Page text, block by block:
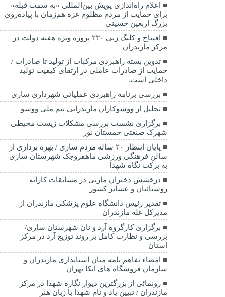
اعلام راه‌اندازی پویش بین‌المللی «به سمت قبله»
برای حمایت از مردم مظلوم غزه هم‌زمان با پیاده‌روی
بزرگ اربعین حسینی
افتتاح و کلنگ زنی ۲۳۰ پروژه ویژه هفته دولت در
مرکز مازندران
تدوین بسته راهبردی مرکبات از تولید تا صادرات /
حمایت از صادرات عاملی در ارتقای کیفیت تولید
داخلی است.
بررسی برنامه راهبردی عملیاتی شهرداری ساری
تجلیل از ووشوکاران مازندرانی تیم ملی ووشو
برگزاری نشست بررسی مشکلات زیست محیطی
شهرک صنعتی چمستان نور
پایان انتظار ۲۰ ساله مردم ساری / بهره برداری از
سالن فرهنگی ورزشی ماهفروجک شهرستان ساری
به برکت نگاه شهدا
درخشش دختران مازنی در مسابقات کاراته
روستائیان و عشایر کشور
تقدیر رئیس دانشگاه علوم پزشکی مازندران از
مدیرکل غله مازندران
برگزاری کارگروه آرد و نان شهرستان ساری/
بررسی و نظارت کامل بر روند توزیع آرد در مرکز
استان
امضاء تفاهم نامه میان استانداری مازندران و
سازمان فروشگاه های اتکا تهران
رونمائی از بزرگترین دیوار نگاره شهدا در مرکز
مازندران / تبیین یاد و نام شهدا با زبان هنر